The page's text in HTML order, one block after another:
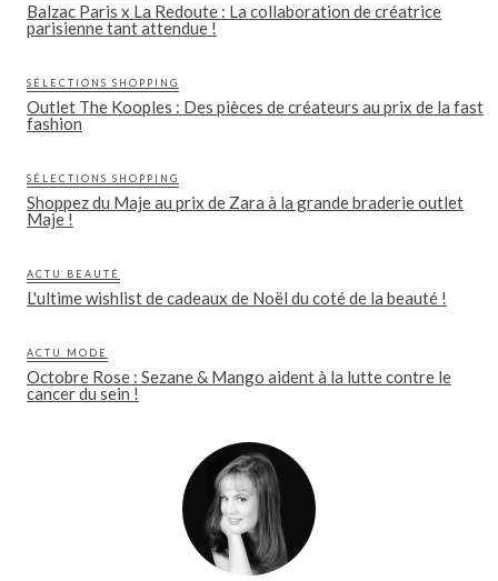
Balzac Paris x La Redoute : La collaboration de créatrice
parisienne tant attendue !
SÉLECTIONS SHOPPING
Outlet The Kooples : Des pièces de créateurs au prix de la fast
fashion
SÉLECTIONS SHOPPING
Shoppez du Maje au prix de Zara à la grande braderie outlet
Maje !
ACTU BEAUTÉ
L'ultime wishlist de cadeaux de Noël du coté de la beauté !
ACTU MODE
Octobre Rose : Sezane & Mango aident à la lutte contre le
cancer du sein !